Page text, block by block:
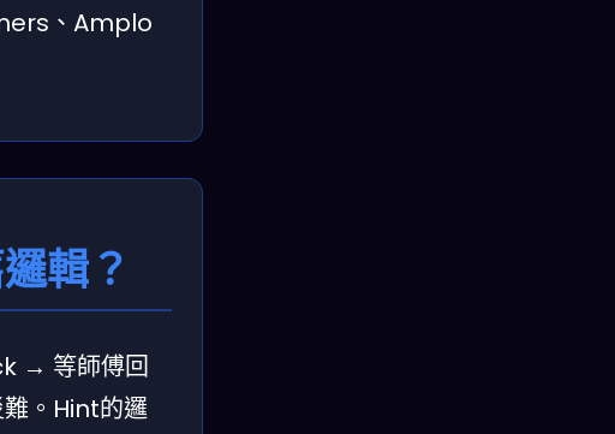
、Amplo
輯？
→ 等師傅回
。Hint的邏